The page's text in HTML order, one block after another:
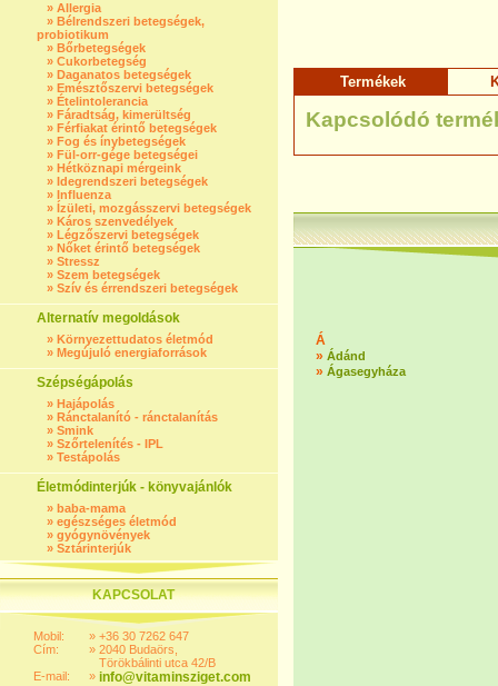
» Allergia
» Bélrendszeri betegségek,
probiotikum
» Bőrbetegségek
» Cukorbetegség
» Daganatos betegségek
» Emésztőszervi betegségek
» Ételintolerancia
» Fáradtság, kimerültség
» Férfiakat érintő betegségek
» Fog és ínybetegségek
» Fül-orr-gége betegségei
» Hétköznapi mérgeink
» Idegrendszeri betegségek
» Influenza
» Ízületi, mozgásszervi betegségek
» Káros szenvedélyek
» Légzőszervi betegségek
» Nőket érintő betegségek
» Stressz
» Szem betegségek
» Szív és érrendszeri betegségek
Alternatív megoldások
» Környezettudatos életmód
» Megújuló energiaforrások
Szépségápolás
» Hajápolás
» Ránctalanító - ránctalanítás
» Smink
» Szőrtelenítés - IPL
» Testápolás
Életmódinterjúk - könyvajánlók
» baba-mama
» egészséges életmód
» gyógynövények
» Sztárinterjúk
KAPCSOLAT
Mobil:
Cím:
E-mail:
»
»
»
+36 30 7262 647
2040 Budaörs,
Törökbálinti utca 42/B
info@vitaminsziget.com
Termékek
Kapcsolódó
Á
» Ádánd
» Ágasegyháza